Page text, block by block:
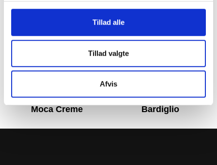
Tillad alle
Tillad valgte
Afvis
Moca Creme Bardiglio